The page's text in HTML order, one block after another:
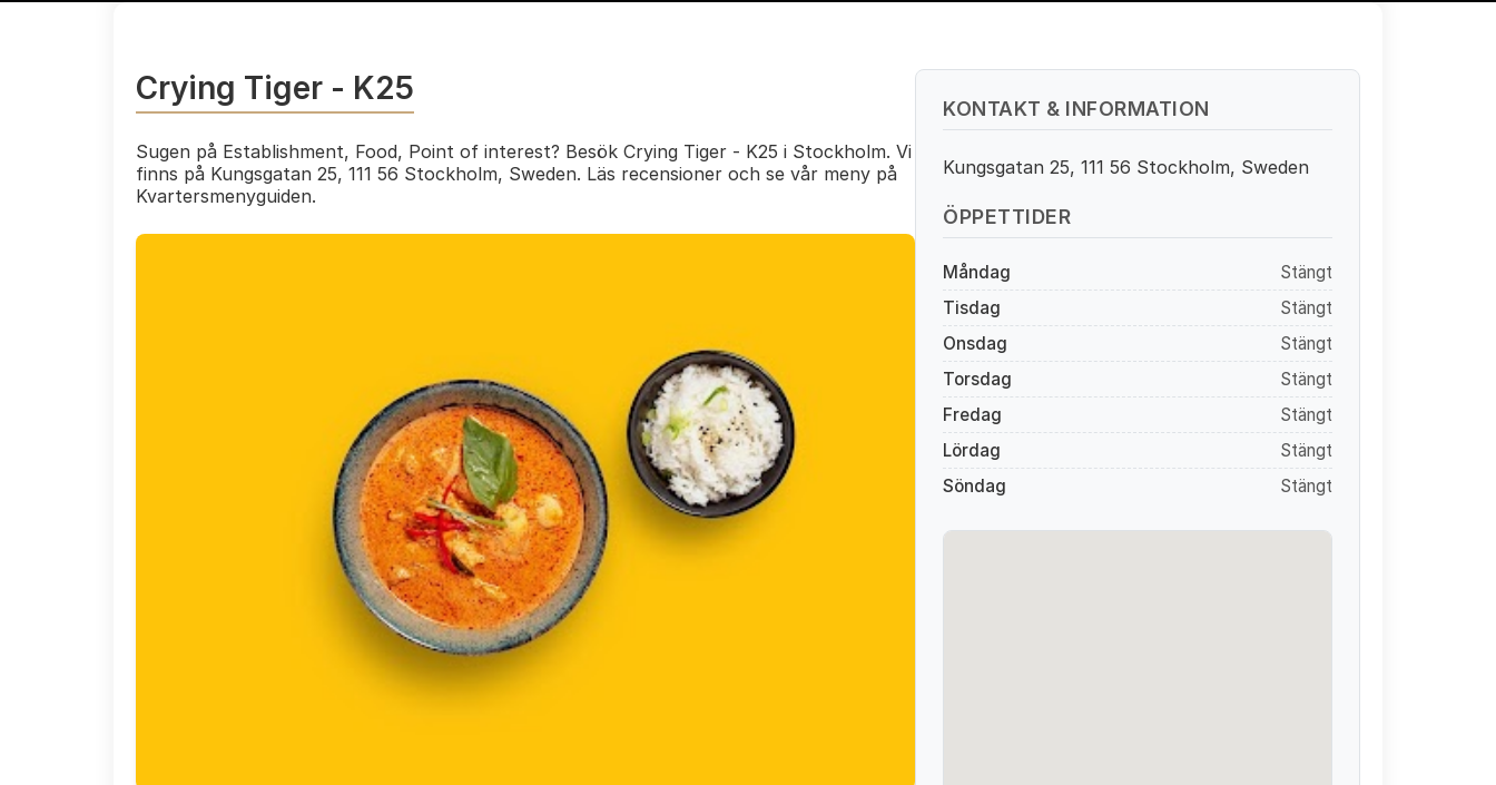
Crying Tiger - K25
Sugen på Establishment, Food, Point of interest? Besök Crying Tiger - K25 i Stockholm. Vi
finns på Kungsgatan 25, 111 56 Stockholm, Sweden. Läs recensioner och se vår meny på
Kvartersmenyguiden.
KONTAKT & INFORMATION
Kungsgatan 25, 111 56 Stockholm, Sweden
ÖPPETTIDER
Måndag
Stängt
Tisdag
Stängt
Onsdag
Stängt
Torsdag
Stängt
Fredag
Stängt
Lördag
Stängt
Söndag
Stängt